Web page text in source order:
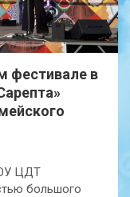
фестивале в
ЦДТ
большого